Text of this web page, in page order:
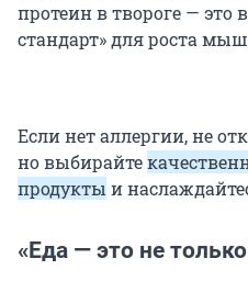
протеин в твороге — это
стандарт» для роста
Если нет аллергии, не
но выбирайте
продукты и
«Еда — это не